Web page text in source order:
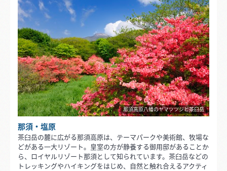
那須高原八幡のヤマツツジと茶臼岳
那須・塩原
茶臼岳の麓に広がる那須高原は、テーマパークや美術館、牧場な
どがある一大リゾート。皇室の方が静養する御用邸があることか
ら、ロイヤルリゾート那須として知られています。茶臼岳などの
トレッキングやハイキングをはじめ、自然と触れ合えるアクティ